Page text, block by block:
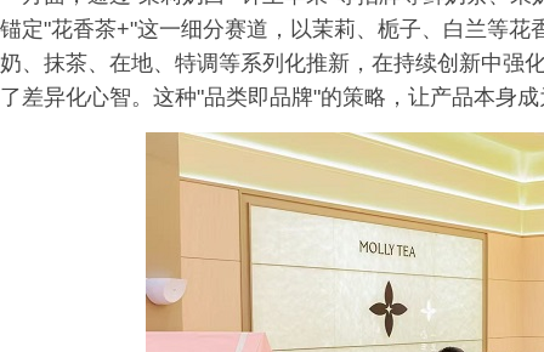
锚定"花香茶+"这一细分赛道，以茉莉、栀子、白兰等
奶、抹茶、在地、特调等系列化推新，在持续创新中强
了差异化心智。这种"品类即品牌"的策略，让产品本身